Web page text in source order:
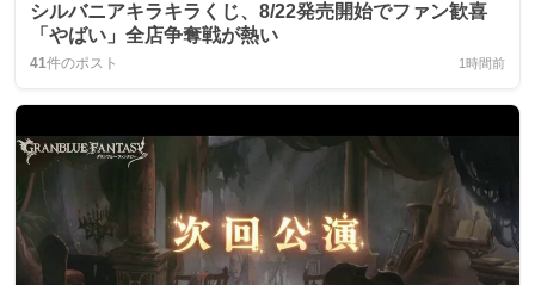
シルバニアキラキラくじ、8/22発売開始でファン歓喜
「やばい」全店争奪戦が熱い
41件のポスト 1時間前